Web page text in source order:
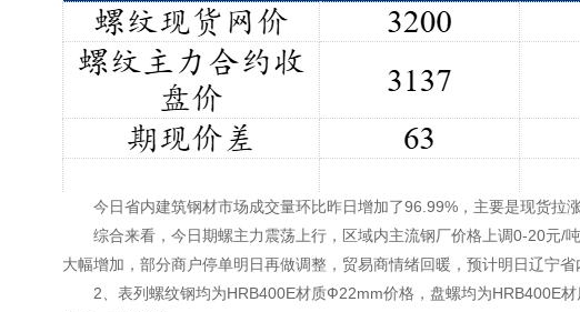
今日省内建筑钢材市场成交量环比昨日增加了96.99%，主要是现货拉涨
综合来看，今日期螺主力震荡上行，区域内主流钢厂价格上调0-20元/
大幅增加，部分商户停单明日再做调整，贸易商情绪回暖，预计明日辽宁省
2、表列螺纹钢均为HRB400E材质Ф22mm价格，盘螺均为HRB400E材